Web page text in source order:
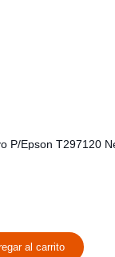
P/Epson T297120
al carrito